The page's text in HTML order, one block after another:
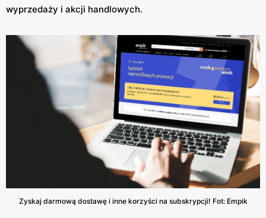
wyprzedaży i akcji handlowych.
Zyskaj darmową dostawę i inne korzyści na subskrypcji! Fot: Empik